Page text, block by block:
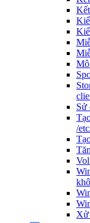
Sử
/
Xử